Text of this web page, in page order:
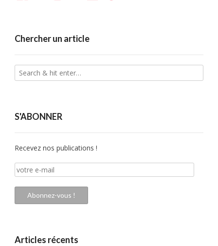
Chercher un article
S'ABONNER
Recevez nos publications !
votre
e-
mail
Abonnez-vous !
Articles récents